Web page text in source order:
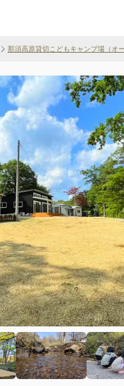
那須高原貸切こどもキャンプ場（オ